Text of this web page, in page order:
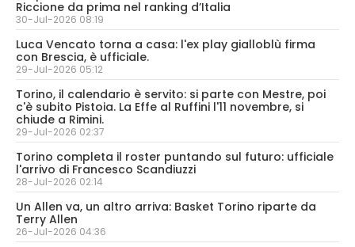
Riccione da prima nel ranking d’Italia
30-Jul-2026 08:19
Luca Vencato torna a casa: l'ex play gialloblù firma
con Brescia, è ufficiale.
29-Jul-2026 05:12
Torino, il calendario è servito: si parte con Mestre, poi
c'è subito Pistoia. La Effe al Ruffini l'11 novembre, si
chiude a Rimini.
29-Jul-2026 02:37
Torino completa il roster puntando sul futuro: ufficiale
l'arrivo di Francesco Scandiuzzi
28-Jul-2026 02:14
Un Allen va, un altro arriva: Basket Torino riparte da
Terry Allen
26-Jul-2026 04:36